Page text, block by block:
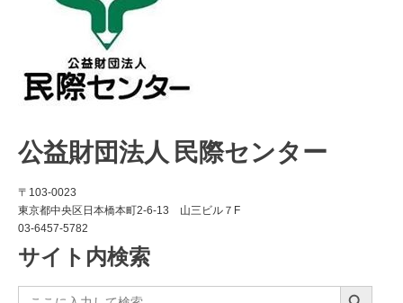
公益財団法人 民際センター
〒103-0023
東京都中央区日本橋本町2-6-13 山三ビル７F
03-6457-5782
サイト内検索
Search
Search Button